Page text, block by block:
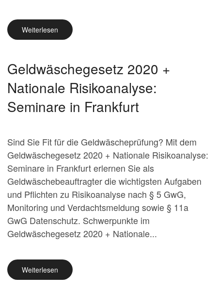
Weiterlesen
Geldwäschegesetz 2020 +
Nationale Risikoanalyse:
Seminare in Frankfurt
Sind Sie Fit für die Geldwäscheprüfung? Mit dem
Geldwäschegesetz 2020 + Nationale Risikoanalyse:
Seminare in Frankfurt erlernen Sie als
Geldwäschebeauftragter die wichtigsten Aufgaben
und Pflichten zu Risikoanalyse nach § 5 GwG,
Monitoring und Verdachtsmeldung sowie § 11a
GwG Datenschutz. Schwerpunkte im
Geldwäschegesetz 2020 + Nationale...
Weiterlesen